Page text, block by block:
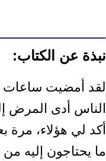
نبذة عن الكتاب:
لقد أمضيت ساعات
الناس أدى المرض
أكد لي هؤلاء،
ما يحتاجون إليه